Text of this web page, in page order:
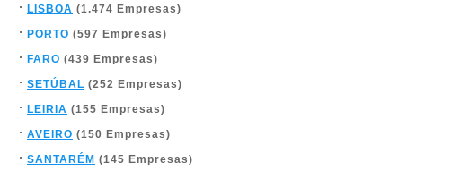
LISBOA (1.474 Empresas)
PORTO (597 Empresas)
FARO (439 Empresas)
SETÚBAL (252 Empresas)
LEIRIA (155 Empresas)
AVEIRO (150 Empresas)
SANTARÉM (145 Empresas)